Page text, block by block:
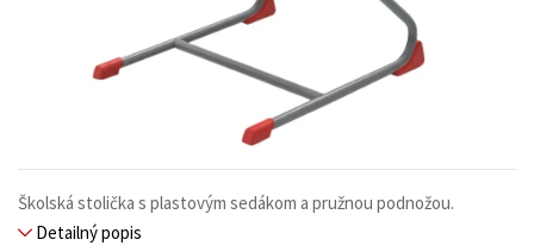
Školská stolička s plastovým sedákom a pružnou podnožou.
Detailný popis